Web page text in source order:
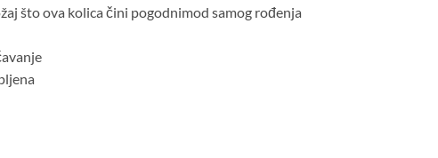
što ova kolica čini pogodnimod samog rođenja